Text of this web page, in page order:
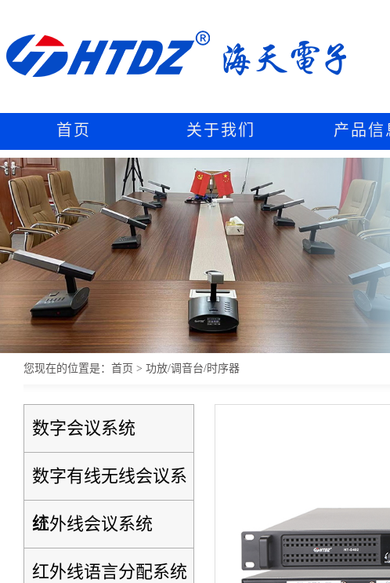
首页 关于我们 产品信
您现在的位置是： 首页 > 功放/调音台/时序器
数字会议系统
数字有线无线会议系
统
红外线会议系统
红外线语言分配系统